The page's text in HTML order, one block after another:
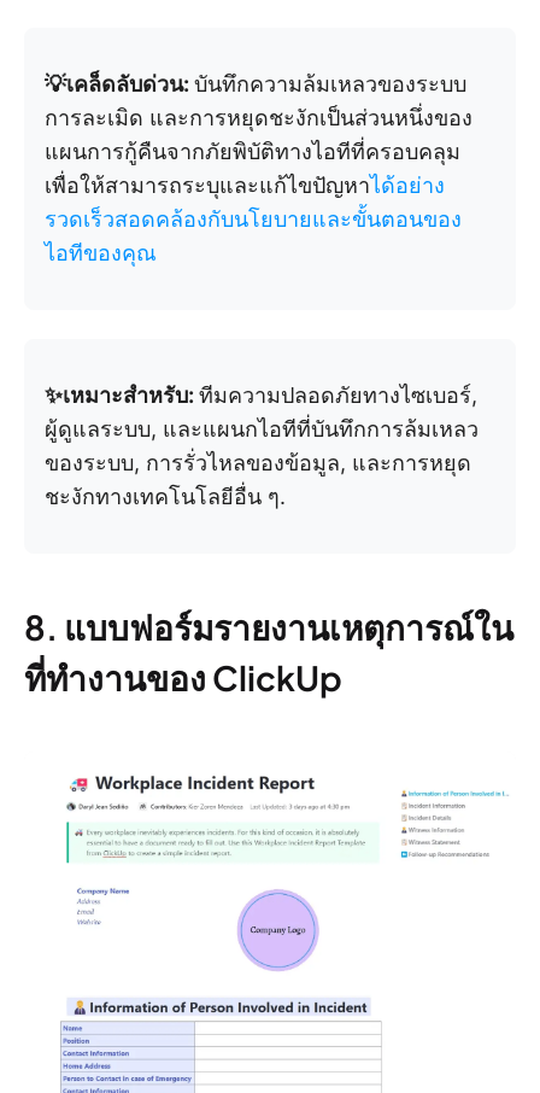
💡เคล็ดลับด่วน: บันทึกความล้มเหลวของระบบ
การละเมิด และการหยุดชะงักเป็นส่วนหนึ่งของ
แผนการกู้คืนจากภัยพิบัติทางไอทีที่ครอบคลุม
เพื่อให้สามารถระบุและแก้ไขปัญหาได้อย่าง
รวดเร็วสอดคล้องกับนโยบายและขั้นตอนของ
ไอทีของคุณ
✨เหมาะสำหรับ: ทีมความปลอดภัยทางไซเบอร์,
ผู้ดูแลระบบ, และแผนกไอทีที่บันทึกการล้มเหลว
ของระบบ, การรั่วไหลของข้อมูล, และการหยุด
ชะงักทางเทคโนโลยีอื่น ๆ.
8. แบบฟอร์มรายงานเหตุการณ์ใน
ที่ทำงานของ ClickUp